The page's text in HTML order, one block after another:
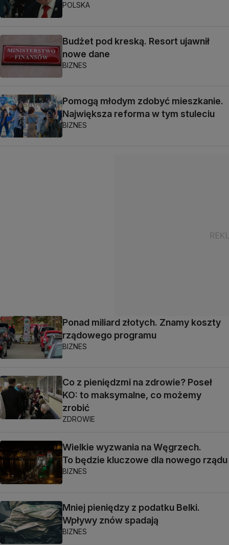
POLSKA
Budżet pod kreską. Resort ujawnił
nowe dane
BIZNES
Pomogą młodym zdobyć mieszkanie.
Największa reforma w tym stuleciu
BIZNES
Ponad miliard złotych. Znamy koszty
rządowego programu
BIZNES
Co z pieniędzmi na zdrowie? Poseł
KO: to maksymalne, co możemy
zrobić
ZDROWIE
Wielkie wyzwania na Węgrzech.
To będzie kluczowe dla nowego rządu
BIZNES
Mniej pieniędzy z podatku Belki.
Wpływy znów spadają
BIZNES